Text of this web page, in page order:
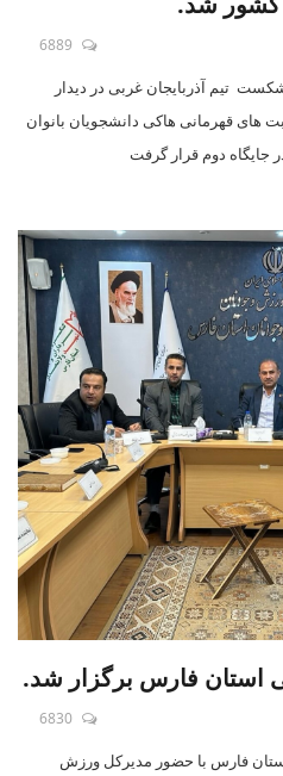
6889
تیم آذربایجان غربی در دیدار
های قهرمانی هاکی دانشجویان بانوان
جایگاه دوم قرار گرفت
استان فارس برگزار شد.
6830
فارس با حضور مدیرکل ورزش